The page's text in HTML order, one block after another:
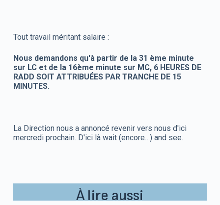
Tout travail méritant salaire :
Nous demandons qu'à partir de la 31 ème minute
sur LC et de la 16ème minute sur MC, 6 HEURES DE
RADD SOIT ATTRIBUÉES PAR TRANCHE DE 15
MINUTES.
La Direction nous a annoncé revenir vers nous d'ici
mercredi prochain. D'ici là wait (encore…) and see.
À lire aussi